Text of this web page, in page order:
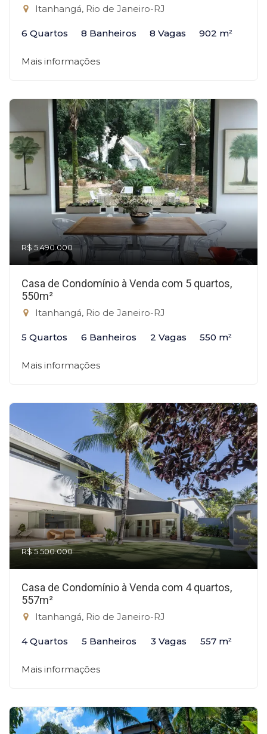
Itanhangá, Rio de Janeiro-RJ
6 Quartos 8 Banheiros 8 Vagas 902 m²
Mais informações
R$ 5.490.000
Casa de Condomínio à Venda com 5 quartos,
550m²
Itanhangá, Rio de Janeiro-RJ
5 Quartos 6 Banheiros 2 Vagas 550 m²
Mais informações
R$ 5.500.000
Casa de Condomínio à Venda com 4 quartos,
557m²
Itanhangá, Rio de Janeiro-RJ
4 Quartos 5 Banheiros 3 Vagas 557 m²
Mais informações